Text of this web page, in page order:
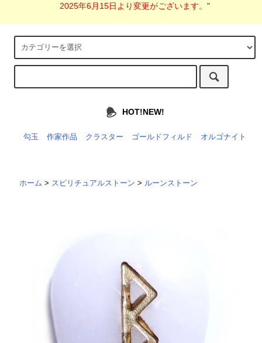
2025年6月15日より変更がございます。"
HOT!NEW!
勾玉 作家作品 クラスター ゴールドフィルド オルゴナイト
ホーム > スピリチュアルストーン > ルーンストーン